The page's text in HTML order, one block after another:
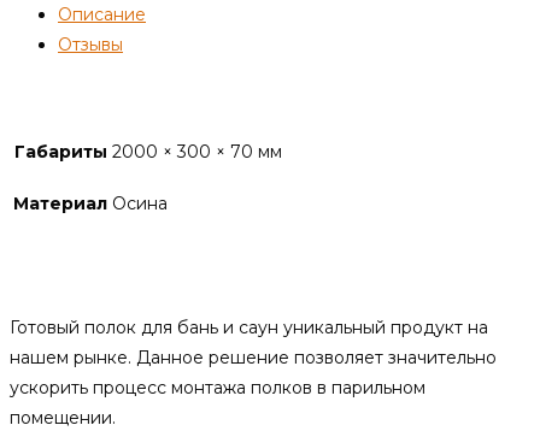
(осина)Описание
Отзывы
Габариты 2000 × 300 × 70 мм
Материал Осина
Готовый полок для бань и саун уникальный продукт на
нашем рынке. Данное решение позволяет значительно
ускорить процесс монтажа полков в парильном
помещении.